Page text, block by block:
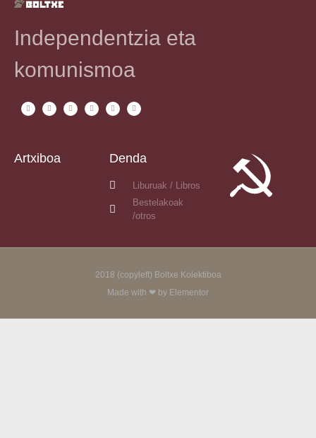
Independentzia eta
komunismoa
Artxiboa Denda
Liburuak / Libros
Bestelakoak
/otros
2018 (copyleft) Boltxe Kolektiboa
Made with ❤ by Elementor